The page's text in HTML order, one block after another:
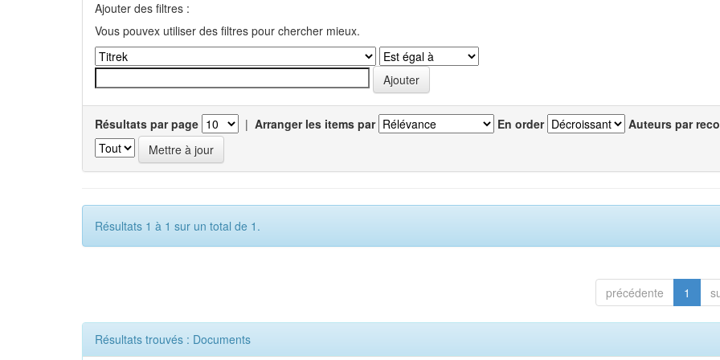
Ajouter des filtres :
Vous pouvex utiliser des filtres pour chercher mieux.
Résultats par page | Arranger les items par En order Auteurs par
Résultats 1 à 1 sur un total de 1.
précédente 1
Résultats trouvés : Documents